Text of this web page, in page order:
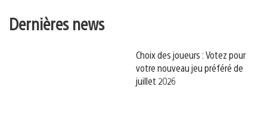
Dernières news
Choix des joueurs : Votez pour
votre nouveau jeu préféré de
juillet 2026